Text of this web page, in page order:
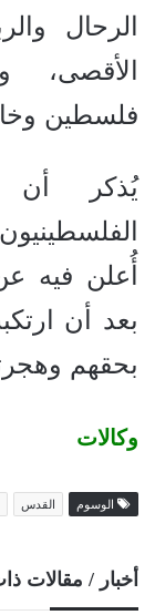
الرحال
الأقصى،
فلسطين
يُذكر أن
بعد أن
بحقهم
وكالات
الوسوم القدس
أخبار / مقالات